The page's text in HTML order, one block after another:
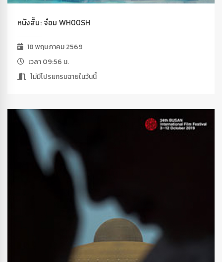
หนังสั้น: จ๋อม WHOOSH
18 พฤษภาคม 2569
เวลา 09:56 น.
ไม่มีโปรแกรมฉายในวันนี้